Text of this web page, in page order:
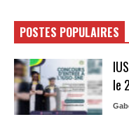
POSTES POPULAIRES
le